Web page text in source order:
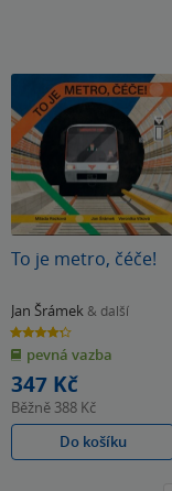
To je metro, čéče!
Jan Šrámek & další
4.3
z
5
hvězdiček
pevná vazba
347 Kč
Běžně 388 Kč
Do košíku